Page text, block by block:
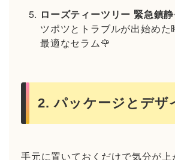
ローズティーツリー 緊急鎮
ツポツとトラブルが出始めた
最適なセラム🌹
2. パッケージとデザ
手元に置いておくだけで気分が上